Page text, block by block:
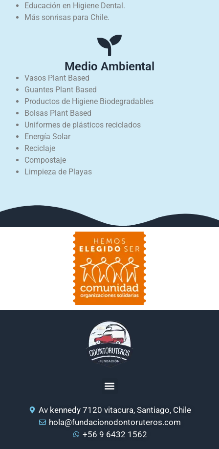
Educación en Higiene Dental.
Más sonrisas para Chile.
Medio Ambiental
Vasos Plant Based
Guantes Plant Based
Productos de Higiene Biodegradables
Bolsas Plant Based
Uniformes de plásticos reciclados
Energía Solar
Reciclaje
Compostaje
Limpieza de Playas
Av kennedy 7120 vitacura, Santiago, Chile
hola@fundacionodontoruteros.com
+56 9 6432 1562